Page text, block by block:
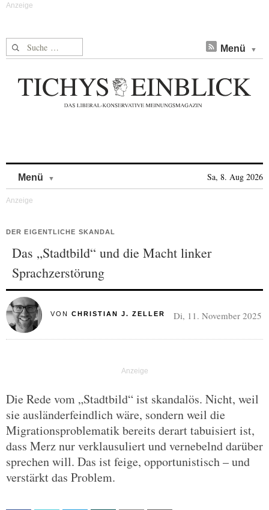
Suche nach: Menü
Menü Sa, 8. Aug 2026
DER EIGENTLICHE SKANDAL
Das „Stadtbild“ und die Macht linker
Sprachzerstörung
VON CHRISTIAN J. ZELLER Di, 11. November 2025
Die Rede vom „Stadtbild“ ist skandalös. Nicht, weil
sie ausländerfeindlich wäre, sondern weil die
Migrationsproblematik bereits derart tabuisiert ist,
dass Merz nur verklausuliert und vernebelnd darüber
sprechen will. Das ist feige, opportunistisch – und
verstärkt das Problem.